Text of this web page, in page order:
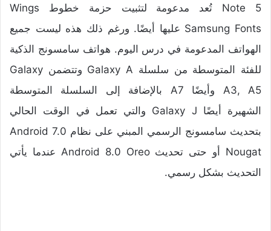
Note 5 تُعد مدعومة لتثبيت حزمة خطوط Wings
Samsung Fonts عليها أيضًا. ورغم ذلك هذه ليست جميع
الهواتف المدعومة في درس اليوم. هواتف سامسونج الذكية
للفئة المتوسطة من سلسلة Galaxy A وتتضمن Galaxy
A3, A5 وأيضًا A7 بالإضافة إلى السلسلة المتوسطة
الشهيرة أيضًا Galaxy J والتي تعمل في الوقت الحالي
بتحديث سامسونج الرسمي المبني على
نظام Android 7.0
Nougat أو حتى تحديث Android 8.0 Oreo
عندما يأتي
التحديث بشكل رسمي.